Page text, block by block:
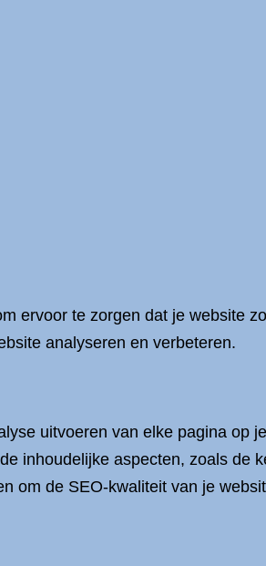
ervoor te zorgen dat je website
analyseren en verbeteren.
uitvoeren van elke pagina op
inhoudelijke aspecten, zoals de
om de SEO-kwaliteit van je